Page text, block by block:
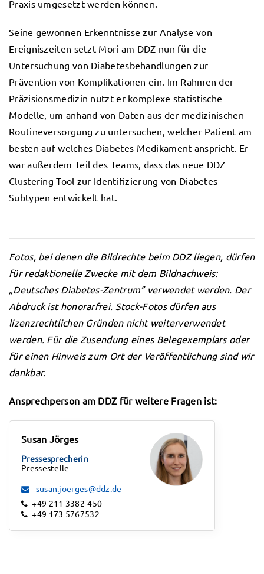
Praxis umgesetzt werden können.
Seine gewonnen Erkenntnisse zur Analyse von
Ereigniszeiten setzt Mori am DDZ nun für die
Untersuchung von Diabetesbehandlungen zur
Prävention von Komplikationen ein. Im Rahmen der
Präzisionsmedizin nutzt er komplexe statistische
Modelle, um anhand von Daten aus der medizinischen
Routineversorgung zu untersuchen, welcher Patient am
besten auf welches Diabetes-Medikament anspricht. Er
war außerdem Teil des Teams, dass das neue DDZ
Clustering-Tool zur Identifizierung von Diabetes-
Subtypen entwickelt hat.
Fotos, bei denen die Bildrechte beim DDZ liegen, dürfen
für redaktionelle Zwecke mit dem Bildnachweis:
„Deutsches Diabetes-Zentrum” verwendet werden. Der
Abdruck ist honorarfrei. Stock-Fotos dürfen aus
lizenzrechtlichen Gründen nicht weiterverwendet
werden. Für die Zusendung eines Belegexemplars oder
für einen Hinweis zum Ort der Veröffentlichung sind wir
dankbar.
Ansprechperson am DDZ für weitere Fragen ist:
Susan Jörges
Pressesprecherin
Pressestelle
susan.joerges@ddz.de
+49 211 3382-450
+49 173 5767532